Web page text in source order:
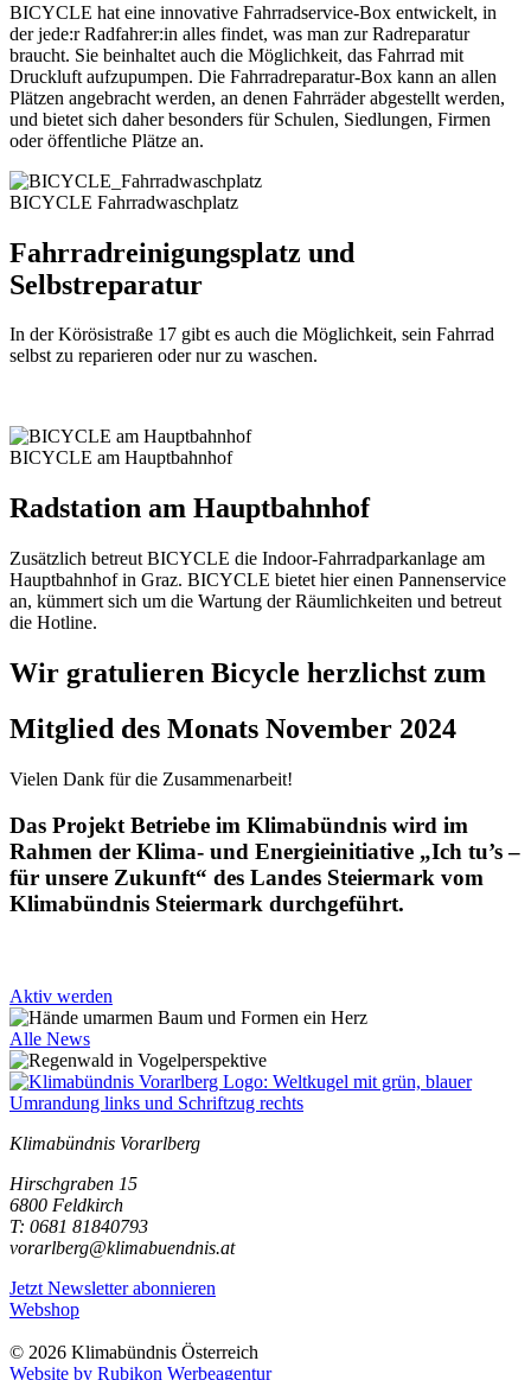
BICYCLE hat eine innovative Fahrradservice-Box entwickelt, in
der jede:r Radfahrer:in alles findet, was man zur Radreparatur
braucht. Sie beinhaltet auch die Möglichkeit, das Fahrrad mit
Druckluft aufzupumpen. Die Fahrradreparatur-Box kann an allen
Plätzen angebracht werden, an denen Fahrräder abgestellt werden,
und bietet sich daher besonders für Schulen, Siedlungen, Firmen
oder öffentliche Plätze an.
BICYCLE Fahrradwaschplatz
Fahrradreinigungsplatz und
Selbstreparatur
In der Körösistraße 17 gibt es auch die Möglichkeit, sein Fahrrad
selbst zu reparieren oder nur zu waschen.
BICYCLE am Hauptbahnhof
Radstation am Hauptbahnhof
Zusätzlich betreut BICYCLE die Indoor-Fahrradparkanlage am
Hauptbahnhof in Graz. BICYCLE bietet hier einen Pannenservice
an, kümmert sich um die Wartung der Räumlichkeiten und betreut
die Hotline.
Wir gratulieren Bicycle herzlichst zum
Mitglied des Monats November 2024
Vielen Dank für die Zusammenarbeit!
Das Projekt Betriebe im Klimabündnis wird im
Rahmen der Klima- und Energieinitiative „Ich tu’s –
für unsere Zukunft“ des Landes Steiermark vom
Klimabündnis Steiermark durchgeführt.
Aktiv werden
Alle News
Klimabündnis Vorarlberg
Hirschgraben 15
6800 Feldkirch
T: 0681 81840793
vorarlberg@klimabuendnis.at
Jetzt Newsletter abonnieren
Webshop
© 2026 Klimabündnis Österreich
Website by Rubikon Werbeagentur